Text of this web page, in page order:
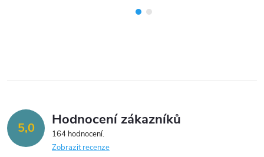
5,0 Hodnocení zákazníků
164 hodnocení
Zobrazit recenze